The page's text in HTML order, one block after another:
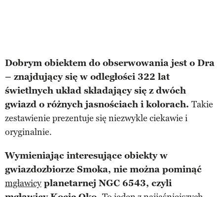
Dobrym obiektem do obserwowania jest o Dra
– znajdujący się w odległości 322 lat
świetlnych układ składający się z dwóch
gwiazd o różnych jasnościach i kolorach. Takie
zestawienie prezentuje się niezwykle ciekawie i
oryginalnie.
Wymieniając interesujące obiekty w
gwiazdozbiorze Smoka, nie można pominąć
mgławicy planetarnej NGC 6543, czyli